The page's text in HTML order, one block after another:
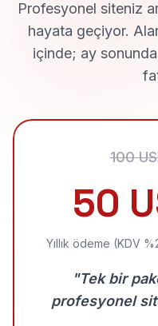
Profesyonel siteniz
hayata geçiyor.
içinde; ay sonunda
100
50
Yıllık ödeme (KDV
"Tek bir
profesyonel